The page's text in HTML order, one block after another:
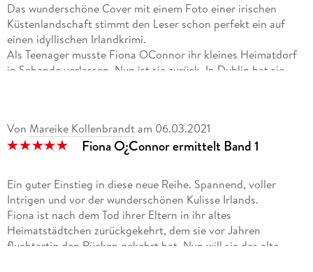
Das wunderschöne Cover mit einem Foto einer irischen
Küstenlandschaft stimmt den Leser schon perfekt ein auf
einen idyllischen Irlandkrimi.
Als Teenager musste Fiona OConnor ihr kleines Heimatdorf
in Schande verlassen. Nun ist sie zurück. In Dublin hat sie
reserviert bis feindselig. Und dann wird auch noch einer ihrer
Übernachtungsgäste nachts erschossen.
anfänglichen Startschwierigkeiten ein gutes Detektivtrio.
Das irische Flair macht einen Großteil des Charmes dieses
Cosy-Krimis aus. Die Personen sind stur, der Zusammenhalt
im Dorf ist wichtig und alle bilden schon aus Prinzip Front
gegen die Polizei.
Von Mareike Kollenbrandt am 06.03.2021
Fiona O¿Connor ermittelt Band 1
Ein guter Einstieg in diese neue Reihe. Spannend, voller
Intrigen und vor der wunderschönen Kulisse Irlands.
Fiona ist nach dem Tod ihrer Eltern in ihr altes
Heimatstädtchen zurückgekehrt, dem sie vor Jahren
fluchtartig den Rücken gekehrt hat. Nun will sie das alte